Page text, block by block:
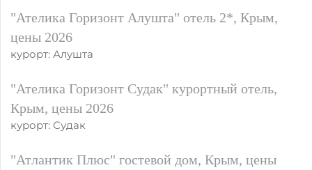
"Ателика Горизонт Алушта" отель 2*, Крым,
цены 2026
курорт: Алушта
"Ателика Горизонт Судак" курортный отель,
Крым, цены 2026
курорт: Судак
"Атлантик Плюс" гостевой дом, Крым, цены